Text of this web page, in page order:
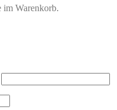
im Warenkorb.